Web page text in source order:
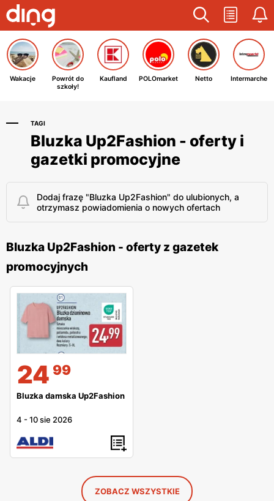
Wakacje
Powrót do
szkoły!
Kaufland POLOmarket Netto Intermarche
TAGI
Bluzka Up2Fashion - oferty i
gazetki promocyjne
Dodaj frazę "Bluzka Up2Fashion" do ulubionych, a
otrzymasz powiadomienia o nowych ofertach
Bluzka Up2Fashion - oferty z gazetek
promocyjnych
24 99
Bluzka damska Up2Fashion
4 -10 sie 2026
ZOBACZ WSZYSTKIE